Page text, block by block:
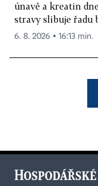
únavě a kreatin
stravy slibuje řadu
6. 8. 2026 ▪ 16:13 min.